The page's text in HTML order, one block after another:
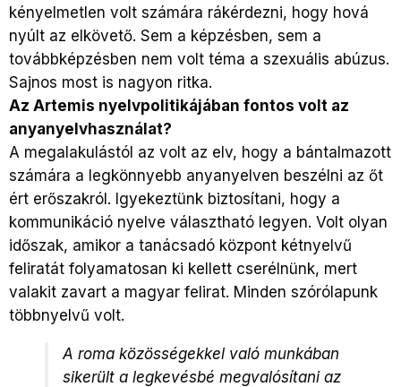
kényelmetlen volt számára rákérdezni, hogy hová
nyúlt az elkövető. Sem a képzésben, sem a
továbbképzésben nem volt téma a szexuális abúzus.
Sajnos most is nagyon ritka.
Az Artemis nyelvpolitikájában fontos volt az
anyanyelvhasználat?
A megalakulástól az volt az elv, hogy a bántalmazott
számára a legkönnyebb anyanyelven beszélni az őt
ért erőszakról. Igyekeztünk biztosítani, hogy a
kommunikáció nyelve választható legyen. Volt olyan
időszak, amikor a tanácsadó központ kétnyelvű
feliratát folyamatosan ki kellett cserélnünk, mert
valakit zavart a magyar felirat. Minden szórólapunk
többnyelvű volt.
A roma közösségekkel való munkában
sikerült a legkevésbé megvalósítani az